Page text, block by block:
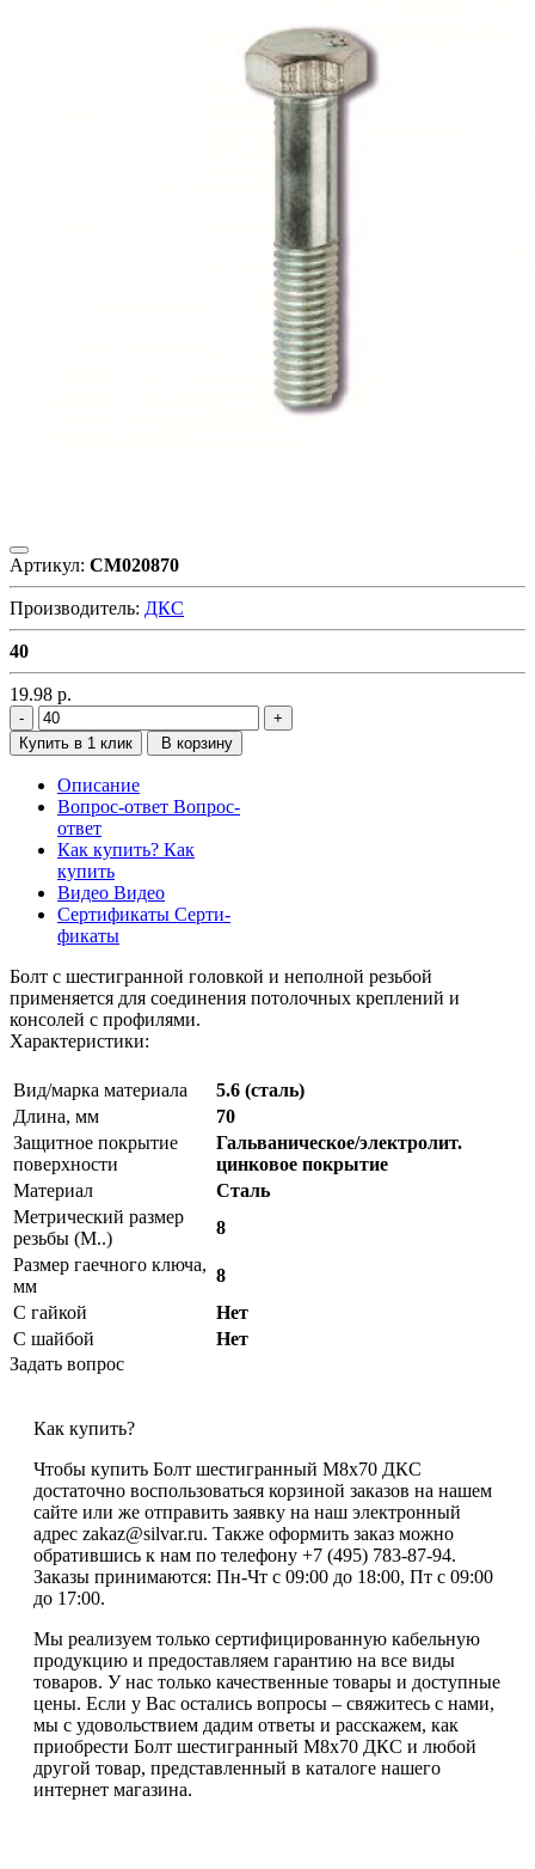
Артикул: CM020870
Производитель: ДКС
40
19.98 р.
Купить в 1 клик В корзину
Описание
Вопрос-ответ Вопрос-
ответ
Как купить? Как
купить
Видео Видео
Сертификаты Серти-
фикаты
Болт с шестигранной головкой и неполной резьбой
применяется для соединения потолочных креплений и
консолей с профилями.
Характеристики:
Вид/марка материала
5.6 (сталь)
Длина, мм
70
Защитное покрытие
поверхности
Гальваническое/электролит.
цинковое покрытие
Материал
Сталь
Метрический размер
резьбы (М..)
8
Размер гаечного ключа,
мм
8
С гайкой
Нет
С шайбой
Нет
Задать вопрос
Как купить?
Чтобы купить Болт шестигранный М8х70 ДКС
достаточно воспользоваться корзиной заказов на нашем
сайте или же отправить заявку на наш электронный
адрес zakaz@silvar.ru. Также оформить заказ можно
обратившись к нам по телефону +7 (495) 783-87-94.
Заказы принимаются: Пн-Чт с 09:00 до 18:00, Пт с 09:00
до 17:00.
Мы реализуем только сертифицированную кабельную
продукцию и предоставляем гарантию на все виды
товаров. У нас только качественные товары и доступные
цены. Если у Вас остались вопросы – свяжитесь с нами,
мы с удовольствием дадим ответы и расскажем, как
приобрести Болт шестигранный М8х70 ДКС и любой
другой товар, представленный в каталоге нашего
интернет магазина.